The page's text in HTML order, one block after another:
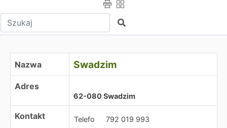
Wpisz tekst do wyszukania Szukaj
Nazwa Swadzim
Adres
62-080 Swadzim
Kontakt
Telefo
792 019 993